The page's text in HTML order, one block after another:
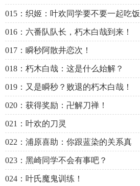
015：织姬：叶欢同学要不要一起吃饭
016：六番队队长，朽木白哉到来！
017：瞬秒阿散井恋次！
018：朽木白哉：这是什么始解？
019：又是瞬秒？败退的朽木白哉！
020：获得奖励：卍解刀禅！
021：叶欢的刀灵
022：浦原喜助：你跟蓝染的关系真
023：黑崎同学不会有事吧？
024：叶氏魔鬼训练！